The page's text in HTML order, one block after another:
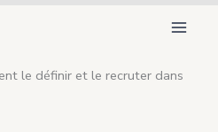
le définir et le recruter dans